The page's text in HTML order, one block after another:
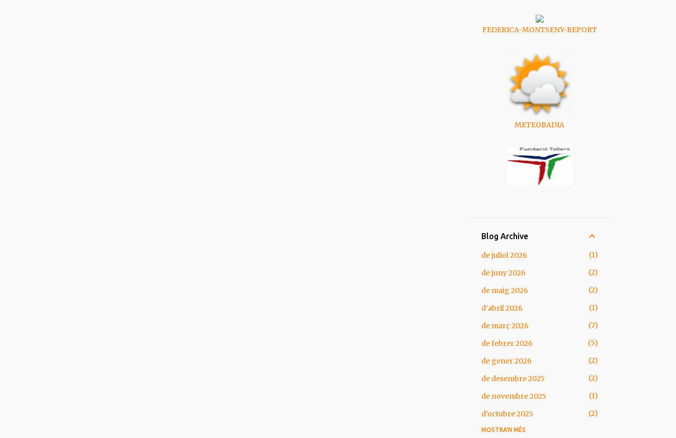
FEDERICA-MONTSENY-REPORT
METEOBADIA
Blog Archive
de juliol 2026
1
de juny 2026
2
de maig 2026
2
d’abril 2026
1
de març 2026
7
de febrer 2026
5
de gener 2026
2
de desembre 2025
2
de novembre 2025
1
d’octubre 2025
2
de setembre 2025
MOSTRA'N MÉS